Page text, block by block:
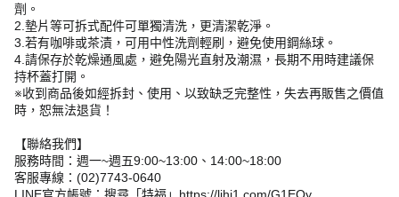
劑。
2.墊片等可拆式配件可單獨清洗，更清潔乾淨。
3.若有咖啡或茶漬，可用中性洗劑輕刷，避免使用鋼絲球。
4.請保存於乾燥通風處，避免陽光直射及潮濕，長期不用時建議保
持杯蓋打開。
※收到商品後如經拆封、使用、以致缺乏完整性，失去再販售之價值
時，恕無法退貨！
【聯絡我們】
服務時間：週一~週五9:00~13:00、14:00~18:00
客服專線：(02)7743-0640
LINE官方帳號：搜尋「特福」https://lihi1.com/G1EQy